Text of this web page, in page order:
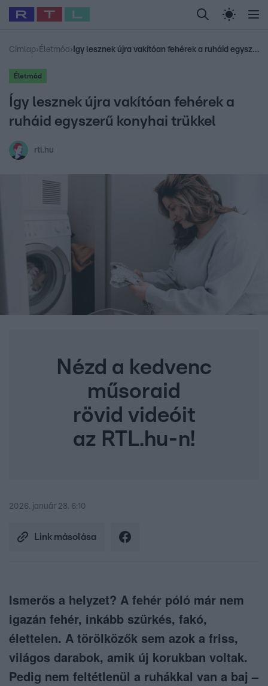
Legfrissebb RTL Híradó Randi Celeb vagyok,
Babits Marcella Most Wanted Gallusz
Címlap› Életmód › Így lesznek újra vakítóan fehérek a ruháid egyszerű konyhai trükkel
Életmód
Így lesznek újra vakítóan fehérek a
ruháid egyszerű konyhai trükkel
rtl.hu
Nézd a kedvenc
műsoraid
rövid videóit
az RTL.hu-n!
2026. január 28. 6:10
Link másolása
Ismerős a helyzet? A fehér póló már nem
igazán fehér, inkább szürkés, fakó,
élettelen. A törölközők sem azok a friss,
világos darabok, amik új korukban voltak.
Pedig nem feltétlenül a ruhákkal van a baj –